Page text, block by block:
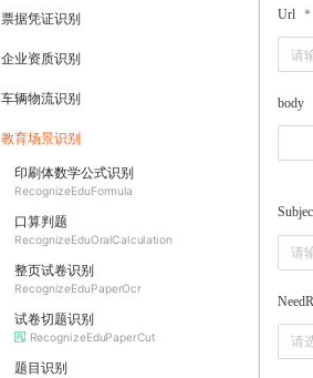
票据凭证识别
企业资质识别
车辆物流识别
教育场景识别
印刷体数学公式识别
RecognizeEduFormula
口算判题
RecognizeEduOralCalculation
整页试卷识别
RecognizeEduPaperOcr
试卷切题识别
RecognizeEduPaperCut
题目识别
Url *
body
请